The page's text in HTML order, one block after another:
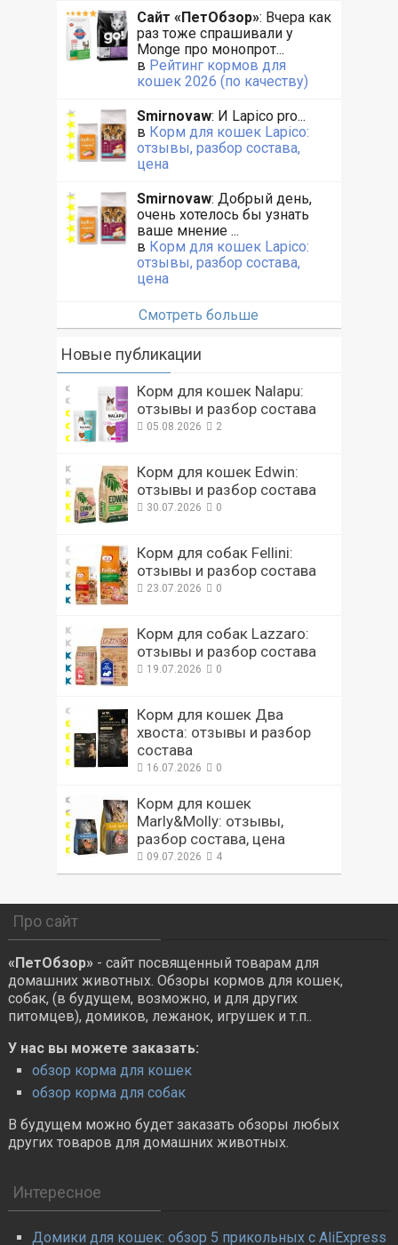
Сайт «ПетОбзор»: Вчера как
раз тоже спрашивали у
Monge про монопрот...
в Рейтинг кормов для
кошек 2026 (по качеству)
Smirnovaw: И Lapico pro...
в Корм для кошек Lapico:
отзывы, разбор состава,
цена
Smirnovaw: Добрый день,
очень хотелось бы узнать
ваше мнение ...
в Корм для кошек Lapico:
отзывы, разбор состава,
цена
Смотреть больше
Новые публикации
Корм для кошек Nalapu:
отзывы и разбор состава
05.08.2026 2
Корм для кошек Edwin:
отзывы и разбор состава
30.07.2026 0
Корм для собак Fellini:
отзывы и разбор состава
23.07.2026 0
Корм для собак Lazzaro:
отзывы и разбор состава
19.07.2026 0
Корм для кошек Два
хвоста: отзывы и разбор
состава
16.07.2026 0
Корм для кошек
Marly&Molly: отзывы,
разбор состава, цена
09.07.2026 4
Про сайт
«ПетОбзор»- сайт посвященный товарам для
домашних животных. Обзоры кормов для кошек,
собак, (в будущем, возможно, и для других
питомцев), домиков, лежанок, игрушек и т.п..
У нас вы можете заказать:
обзор корма для кошек
обзор корма для собак
В будущем можно будет заказать обзоры любых
других товаров для домашних животных.
Интересное
Домики для кошек: обзор 5 прикольных с AliExpress